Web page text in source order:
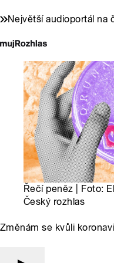
Největší audioportál na
Řečí peněz | Foto:
Český rozhlas
Změnám se kvůli